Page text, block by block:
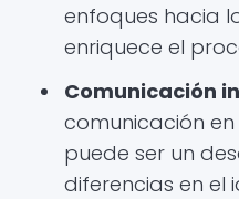
enfoques hacia
enriquece el
Comunicación
comunicación
puede ser un
diferencias en el